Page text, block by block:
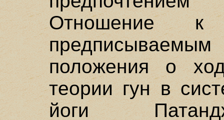
Отношение к
положения о
теории гун в
йоги